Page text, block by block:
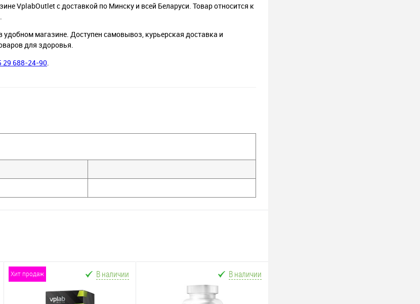
VplabOutlet с доставкой по Минску и всей Беларуси. Товар относится к
магазине. Доступен самовывоз, курьерская доставка и
для здоровья.
29 688-24-90.
хит продаж В наличии В наличии